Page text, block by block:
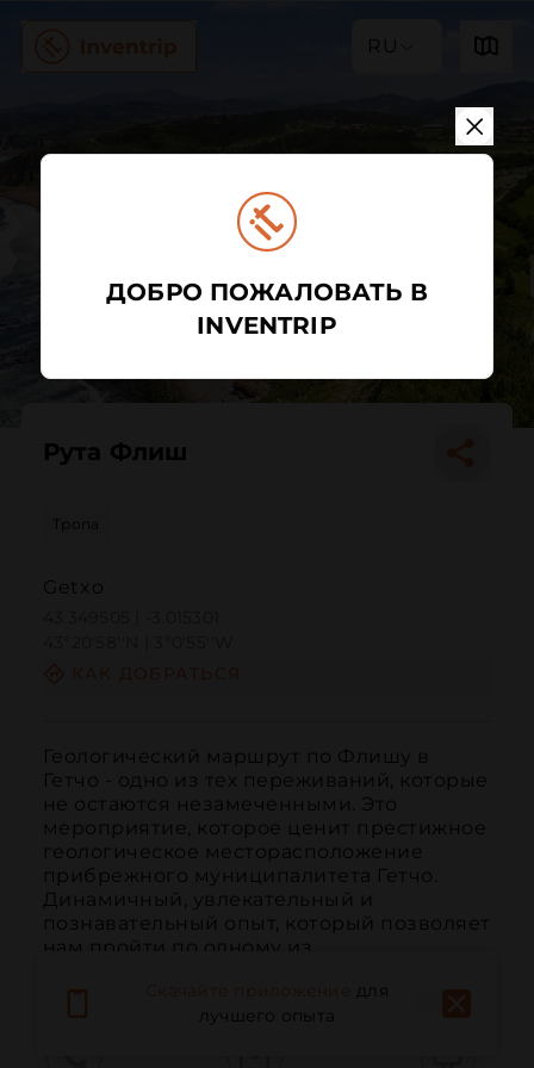
RU
Рута Флиш
Тропа
Getxo
Геологический маршрут по Флишу в
Гетчо - одно из тех переживаний, которые
не остаются незамеченными. Это
мероприятие, которое ценит престижное
геологическое месторасположение
прибрежного муниципалитета Гетчо.
Динамичный, увлекательный и
познавательный опыт, который позволяет
нам пройти по одному из ...
для
лучшего опыта
ДОБРО ПОЖАЛОВАТЬ В
INVENTRIP